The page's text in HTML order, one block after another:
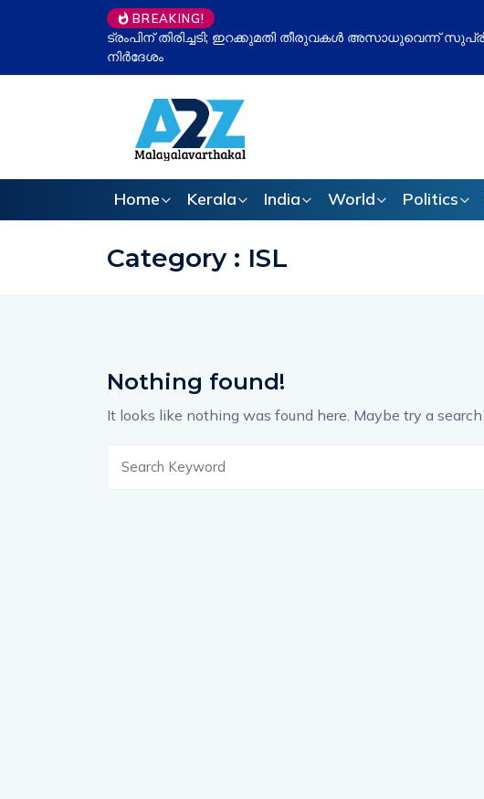
BREAKING!
കോടതി, പിരിച്ച തുക മടക്കി നൽകാൻ
ഉപതിരഞ്ഞെടുപ്പ് തോൽവി
Home Kerala India World Politics
Category : ISL
Nothing found!
It looks like nothing was found here. Maybe try a